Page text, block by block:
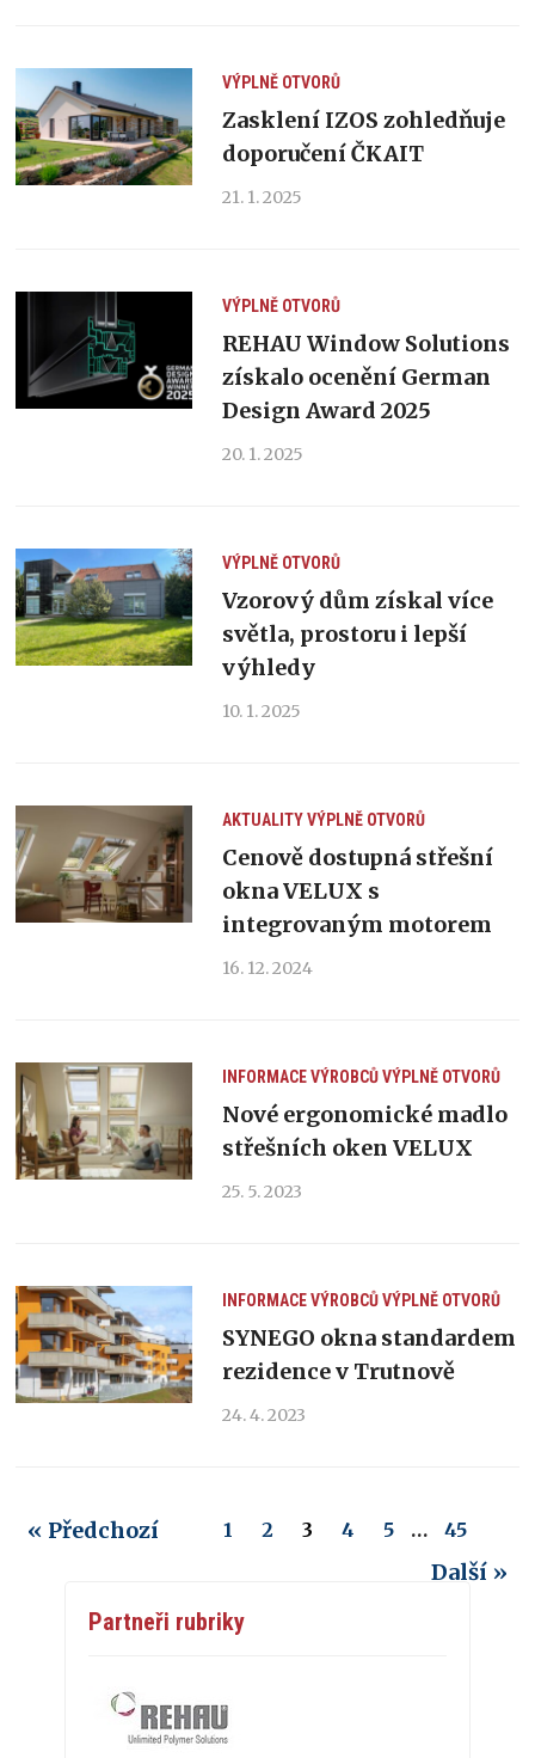
VÝPLNĚ OTVORŮ
Zasklení IZOS zohledňuje
doporučení ČKAIT
21. 1. 2025
VÝPLNĚ OTVORŮ
REHAU Window Solutions
získalo ocenění German
Design Award 2025
20. 1. 2025
VÝPLNĚ OTVORŮ
Vzorový dům získal více
světla, prostoru i lepší
výhledy
10. 1. 2025
AKTUALITYVÝPLNĚ OTVORŮ
Cenově dostupná střešní
okna VELUX s
integrovaným motorem
16. 12. 2024
INFORMACE VÝROBCŮVÝPLNĚ OTVORŮ
Nové ergonomické madlo
střešních oken VELUX
25. 5. 2023
INFORMACE VÝROBCŮVÝPLNĚ OTVORŮ
SYNEGO okna standardem
rezidence v Trutnově
24. 4. 2023
« Předchozí 1 2 3 4 5 … 45
Další »
Partneři rubriky